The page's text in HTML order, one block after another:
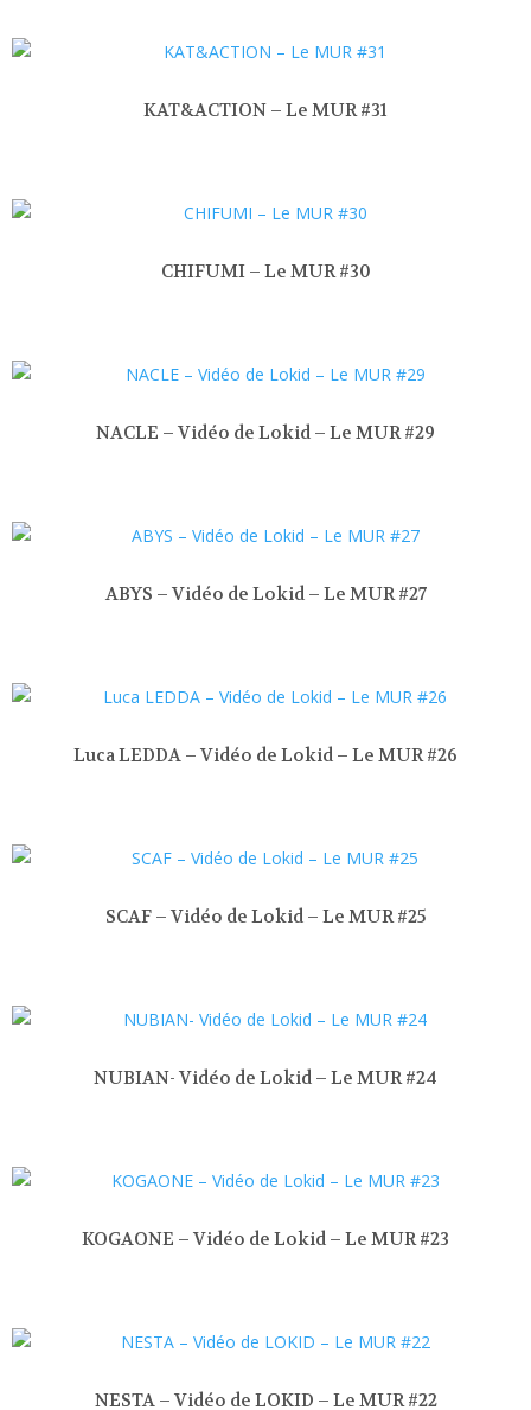
KAT&ACTION – Le MUR #31
CHIFUMI – Le MUR #30
NACLE – Vidéo de Lokid – Le MUR #29
ABYS – Vidéo de Lokid – Le MUR #27
Luca LEDDA – Vidéo de Lokid – Le MUR #26
SCAF – Vidéo de Lokid – Le MUR #25
NUBIAN- Vidéo de Lokid – Le MUR #24
KOGAONE – Vidéo de Lokid – Le MUR #23
NESTA – Vidéo de LOKID – Le MUR #22